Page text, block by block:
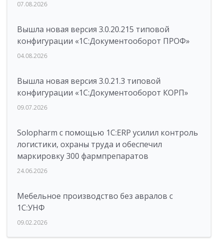
07.08.2026
Вышла новая версия 3.0.20.215 типовой
конфигурации «1С:Документооборот ПРОФ»
04.08.2026
Вышла новая версия 3.0.21.3 типовой
конфигурации «1С:Документооборот КОРП»
09.07.2026
Solopharm с помощью 1С:ERP усилил контроль
логистики, охраны труда и обеспечил
маркировку 300 фармпрепаратов
24.06.2026
Мебельное производство без авралов с
1С:УНФ
09.02.2026